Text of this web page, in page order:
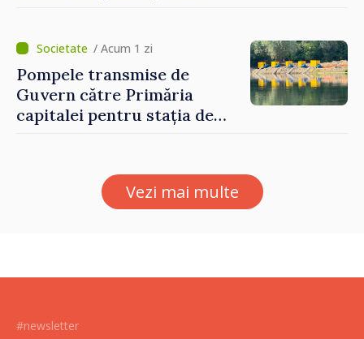
invitați să se înscrie la
eveniment
/ Acum 1 zi
Pompele transmise de
Guvern către Primăria
capitalei pentru stația de
puse în funcțiune
Vezi mai multe
#newsletter